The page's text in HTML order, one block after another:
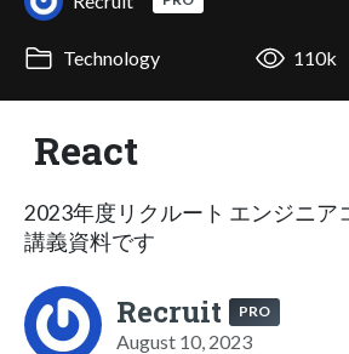
Technology 110k
React
2023年度リクルート エンジニア
講義資料です
Recruit PRO
August 10, 2023